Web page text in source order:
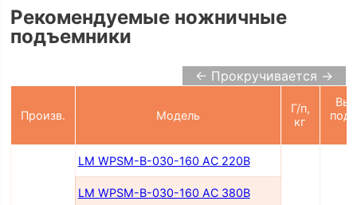
Рекомендуемые ножничные
подъемники
← Прокручивается →
Произв. Модель
Г/п,
кг
LM WPSM-B-030-160 AC 220В
LM WPSM-B-030-160 AC 380В